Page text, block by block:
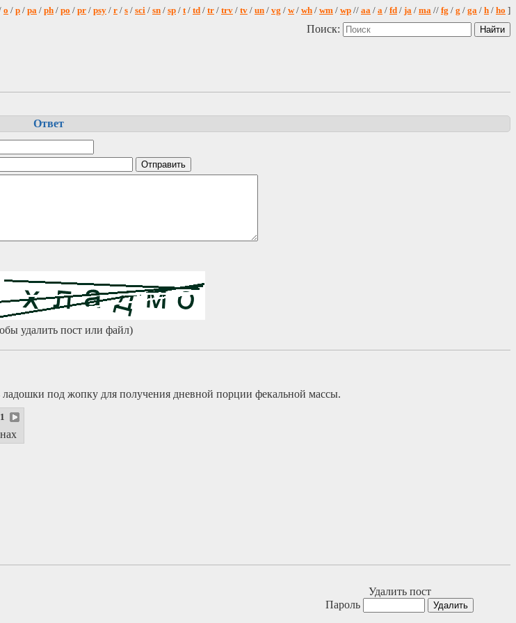
o / p / pa / ph / po / pr / psy / r / s / sci / sn / sp / t/ td / tr / trv / tv / un / vg / w/ wh / wm / wp // aa / a / fd / ja / ma // fg / g / ga / h / ho ]
Поиск:
Ответ
удалить пост или файл)
под жопку для получения дневной порции фекальной массы.
Удалить пост
Пароль